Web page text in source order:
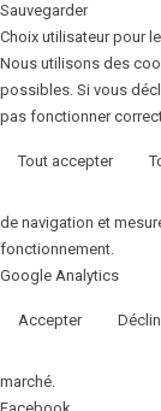
Sauvegarder
Choix utilisateur pour
Nous utilisons des
possibles. Si vous
pas fonctionner
Tout accepter
de navigation et
fonctionnement.
Google Analytics
Accepter
marché.